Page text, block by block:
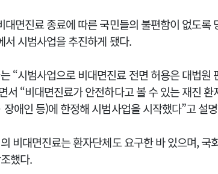
대면진료 종료에 따른 국민들의 불편함이 없도
서 시범사업을 추진하게 됐다.
“시범사업으로 비대면진료 전면 허용은 대법원
서 “비대면진료가 안전하다고 볼 수 있는 재진
애인 등)에 한정해 시범사업을 시작했다”고 설
비대면진료는 환자단체도 요구한 바 있으며,
했다.